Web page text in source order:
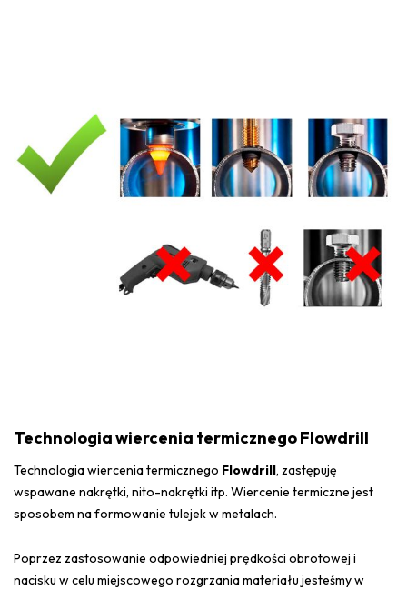
Technologia wiercenia termicznego Flowdrill
Technologia wiercenia termicznego Flowdrill, zastępuję
wspawane nakrętki, nito-nakrętki itp. Wiercenie termiczne jest
sposobem na formowanie tulejek w metalach.
Poprzez zastosowanie odpowiedniej prędkości obrotowej i
nacisku w celu miejscowego rozgrzania materiału jesteśmy w